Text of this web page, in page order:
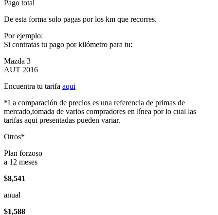
Pago total
De esta forma solo pagas por los km que recorres.
Por ejemplo:
Si contratas tu pago por kilómetro para tu:
Mazda 3
AUT 2016
Encuentra tu tarifa aqui
*La comparación de precios es una referencia de primas de
mercado,tomada de varios compradores en línea por lo cual las
tarifas aqui presentadas pueden variar.
Otros*
Plan forzoso
a 12 meses
$8,541
anual
$1,588